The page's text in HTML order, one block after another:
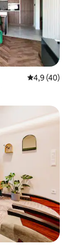
4,9 ud af 5 i
4,9 (40)